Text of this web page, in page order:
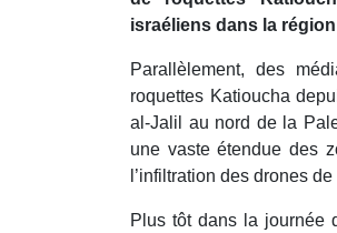
israéliens dans la
Parallèlement, des
roquettes Katioucha
al-Jalil au nord de la
une vaste étendue des
l’infiltration des drones
Plus tôt dans la journée